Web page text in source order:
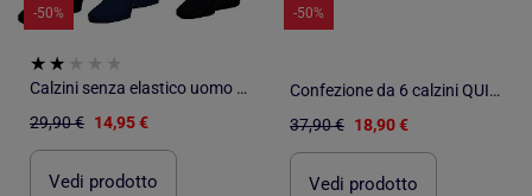
-50%
Calzini senza elastico uomo Gambe sensibili - Confezione da 6
29,90 € 14,95 €
Vedi prodotto
-50%
Confezione da 6 calzini QUIKSILVER SNEAKER
37,90 € 18,90 €
Vedi prodotto